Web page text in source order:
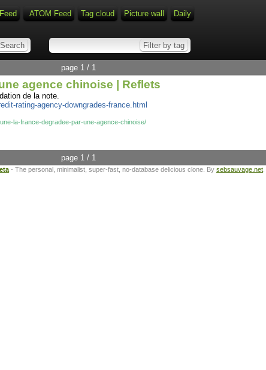
ATOM Feed Tag cloud Picture wall Daily
page 1 / 1
agence chinoise | Reflets
de la note.
rating-agency-downgrades-france.html
la-france-degradee-par-une-agence-chinoise/
page 1 / 1
- The personal, minimalist, super-fast, no-database delicious clone. By sebsauvage.net